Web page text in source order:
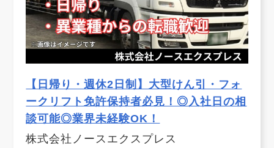
【日帰り・週休2日制】大型けん引・フォ
ークリフト免許保持者必見！◎入社日の相
談可能◎業界未経験OK！
株式会社ノースエクスプレス